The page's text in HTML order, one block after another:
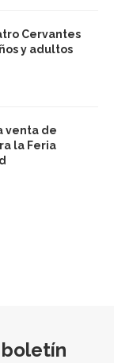
Cervantes
y adultos
venta de
la Feria